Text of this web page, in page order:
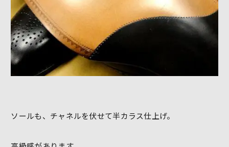
ソールも、チャネルを伏せて半カラス仕上げ。